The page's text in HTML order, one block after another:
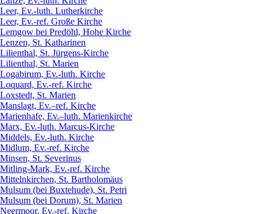
Leer, Ev.-luth. Lutherkirche
Leer, Ev.-ref. Große Kirche
Lemgow bei Predöhl, Hohe Kirche
Lenzen, St. Katharinen
Lilienthal, St. Jürgens-Kirche
Lilienthal, St. Marien
Logabirum, Ev.-luth. Kirche
Loquard, Ev.-ref. Kirche
Loxstedt, St. Marien
Manslagt, Ev.–ref. Kirche
Marienhafe, Ev.–luth. Marienkirche
Marx, Ev.-luth. Marcus-Kirche
Middels, Ev.-luth. Kirche
Midlum, Ev.-ref. Kirche
Minsen, St. Severinus
Mitling-Mark, Ev.-ref. Kirche
Mittelnkirchen, St. Bartholomäus
Mulsum (bei Buxtehude), St. Petri
Mulsum (bei Dorum), St. Marien
Neermoor, Ev.-ref. Kirche